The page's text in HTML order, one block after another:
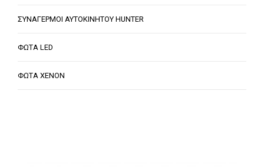
ΣΥΝΑΓΕΡΜΟΙ ΑΥΤΟΚΙΝΗΤΟΥ HUNTER
ΦΩΤΑ LED
ΦΩΤΑ XENON